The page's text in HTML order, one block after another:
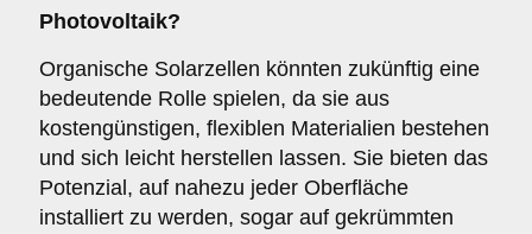
Photovoltaik?
Organische Solarzellen könnten zukünftig eine
bedeutende Rolle spielen, da sie aus
kostengünstigen, flexiblen Materialien bestehen
und sich leicht herstellen lassen. Sie bieten das
Potenzial, auf nahezu jeder Oberfläche
installiert zu werden, sogar auf gekrümmten